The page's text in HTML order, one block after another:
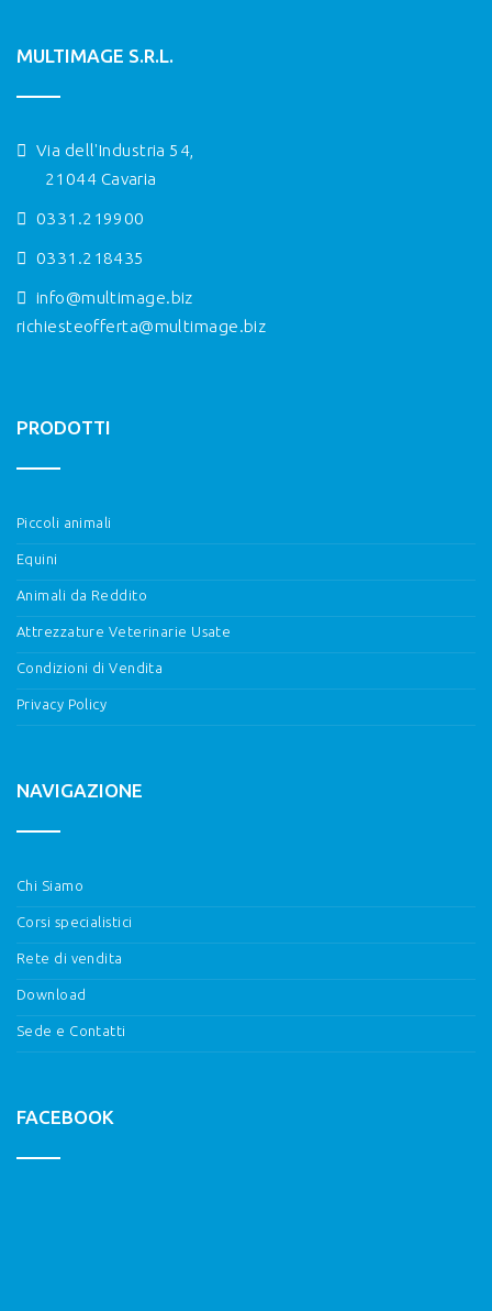
MULTIMAGE S.R.L.
Via dell'Industria 54,
21044 Cavaria
0331.219900
0331.218435
info@multimage.biz
richiesteofferta@multimage.biz
PRODOTTI
Piccoli animali
Equini
Animali da Reddito
Attrezzature Veterinarie Usate
Condizioni di Vendita
Privacy Policy
NAVIGAZIONE
Chi Siamo
Corsi specialistici
Rete di vendita
Download
Sede e Contatti
FACEBOOK